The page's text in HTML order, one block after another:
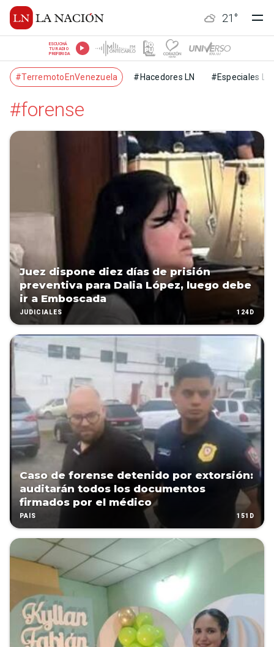
21 °
ESCUCHÁ
TU RADIO
PREFERIDA
#TerremotoEnVenezuela #Hacedores LN #Especiales LN
#forense
Juez dispone diez días de prisión
preventiva para Dalia López, luego debe
ir a Emboscada
JUDICIALES 124D
Caso de forense detenido por extorsión:
auditarán todos los documentos
firmados por el médico
PAÍS 151D